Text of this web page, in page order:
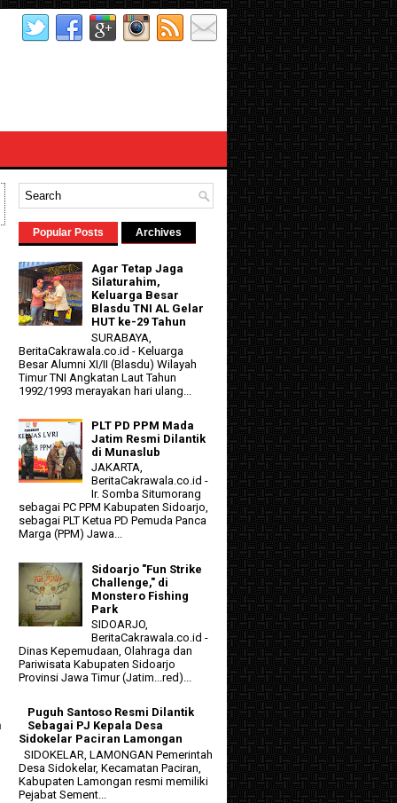
Popular Posts Archives
Agar Tetap Jaga
Silaturahim,
Keluarga Besar
Blasdu TNI AL Gelar
HUT ke-29 Tahun
SURABAYA,
BeritaCakrawala.co.id - Keluarga
Besar Alumni XI/II (Blasdu) Wilayah
Timur TNI Angkatan Laut Tahun
1992/1993 merayakan hari ulang...
PLT PD PPM Mada
Jatim Resmi Dilantik
di Munaslub
JAKARTA,
BeritaCakrawala.co.id -
Ir. Somba Situmorang
sebagai PC PPM Kabupaten Sidoarjo,
sebagai PLT Ketua PD Pemuda Panca
Marga (PPM) Jawa...
Sidoarjo "Fun Strike
Challenge," di
Monstero Fishing
Park
SIDOARJO,
BeritaCakrawala.co.id -
Dinas Kepemudaan, Olahraga dan
Pariwisata Kabupaten Sidoarjo
Provinsi Jawa Timur (Jatim...red)...
Puguh Santoso Resmi Dilantik
Sebagai PJ Kepala Desa
Sidokelar Paciran Lamongan
SIDOKELAR, LAMONGAN Pemerintah
Desa Sidokelar, Kecamatan Paciran,
Kabupaten Lamongan resmi memiliki
Pejabat Sement...